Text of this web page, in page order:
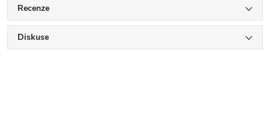
Recenze
Diskuse